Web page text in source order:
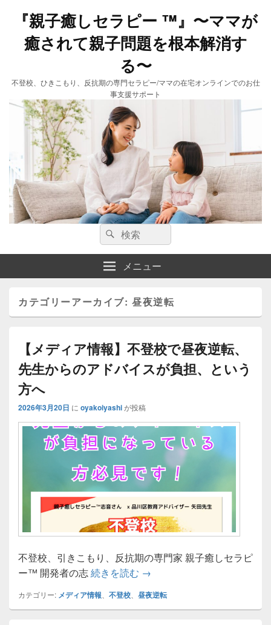
『親子癒しセラピー ™️』〜ママが
癒されて親子問題を根本解消す
る〜
不登校、ひきこもり、反抗期の専門セラピー/ママの在宅オンラインでのお仕
事支援サポート
検
索:
検
索
メニュー
カテゴリーアーカイブ:昼夜逆転
【メディア情報】不登校で昼夜逆転、
先生からのアドバイスが負担、という
方へ
2026年3月20日 に oyakoiyashiが投稿
不登校、引きこもり、反抗期の専門家 親子癒しセラピ
ー™ 開発者の志続きを読む 【メディア情報】不登校で
→
カテゴリー: メディア情報 不登校 昼夜逆転